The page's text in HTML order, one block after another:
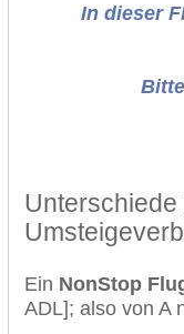
In dieser
Ein NonStop
ADL]; also von A